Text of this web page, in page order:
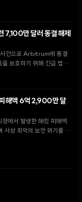
강화와 신속한 대응으로 건
만 달러 동결 해제
건으로 Arbitrum에 동결
보호하기 위해 긴급 법적
자산 회수 권한과 외부 채
해액 6억 2,900만 달
에서 발생한 해킹 피해액
사상 최악의 보안 위기를 기
액의 약 4배에 달하는 규모